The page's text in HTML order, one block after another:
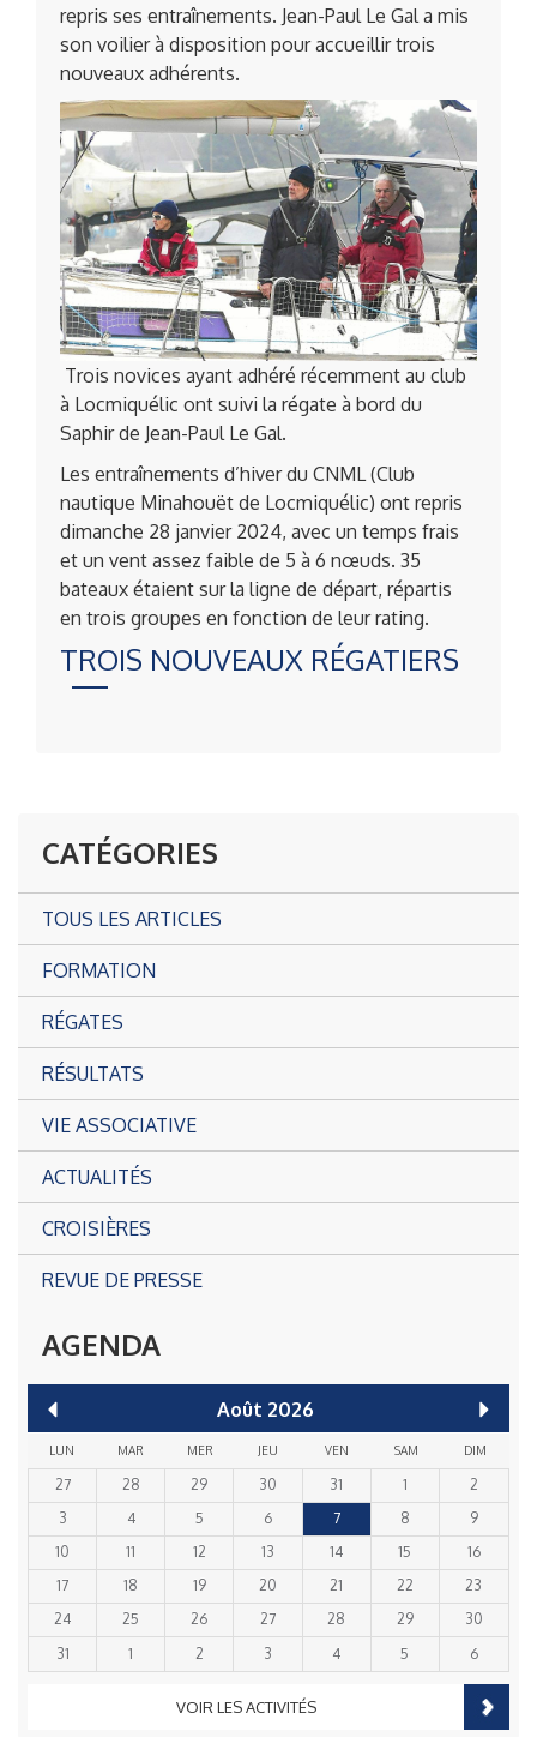
repris ses entraînements. Jean-Paul Le Gal a mis
son voilier à disposition pour accueillir trois
nouveaux adhérents.
Trois novices ayant adhéré récemment au club
à Locmiquélic ont suivi la régate à bord du
Saphir de Jean-Paul Le Gal.
Les entraînements d’hiver du CNML (Club
nautique Minahouët de Locmiquélic) ont repris
dimanche 28 janvier 2024, avec un temps frais
et un vent assez faible de 5 à 6 nœuds. 35
bateaux étaient sur la ligne de départ, répartis
en trois groupes en fonction de leur rating.
TROIS NOUVEAUX RÉGATIERS
CATÉGORIES
TOUS LES ARTICLES
FORMATION
RÉGATES
RÉSULTATS
VIE ASSOCIATIVE
ACTUALITÉS
CROISIÈRES
REVUE DE PRESSE
AGENDA
Août 2026
LUN MAR MER JEU VEN SAM DIM
27 28 29 30 31 1
2
3
4 5 6 7 8
9
10
11 12 13 14 15
16
17
18 19 20 21 22
23
24
25 26 27 28 29
30
31
1 2 3 4 5 6
VOIR LES ACTIVITÉS